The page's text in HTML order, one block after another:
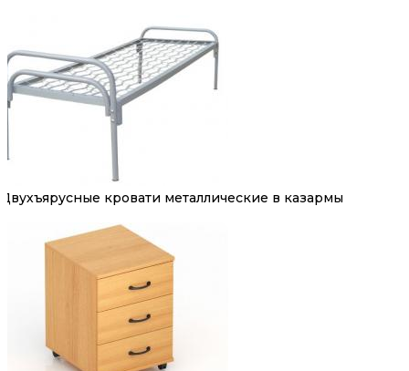
Двухъярусные кровати металлические в казармы